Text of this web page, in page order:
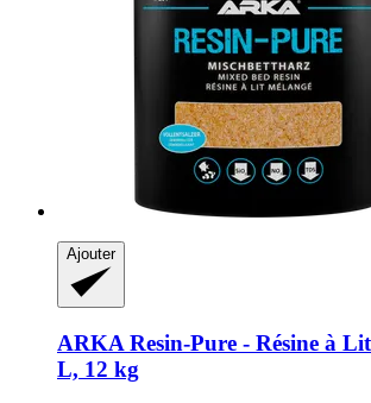
Ajouter
ARKA Resin-​Pure -​ Résine à
L, 12 kg